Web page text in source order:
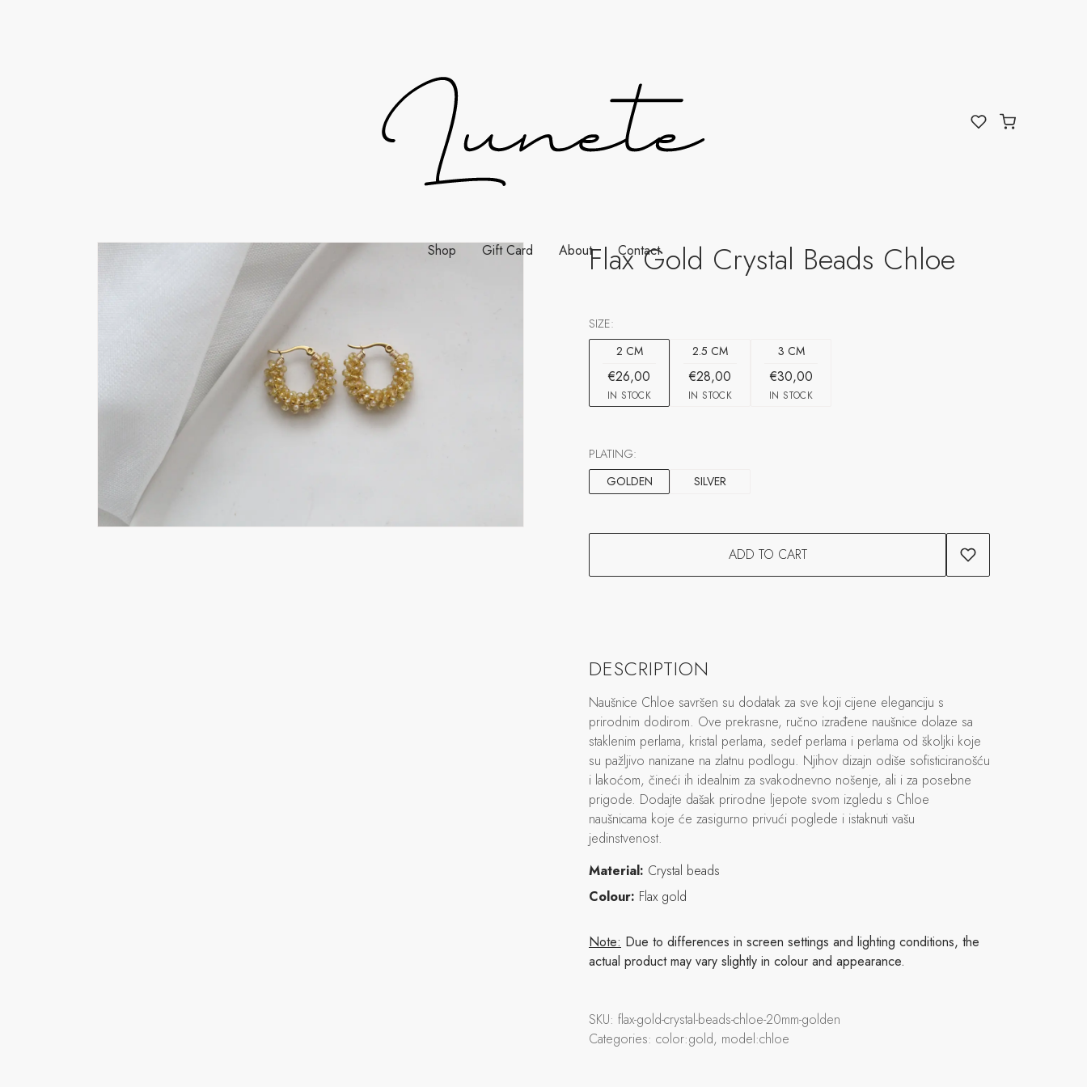
Shop Gift Card About Contact
Flax Gold Crystal Beads Chloe
SIZE:
2 CM
€26,00
IN STOCK
2.5 CM
€28,00
IN STOCK
3 CM
€30,00
IN STOCK
PLATING:
GOLDEN
SILVER
ADD TO CART
DESCRIPTION
Naušnice Chloe savršen su dodatak za sve koji cijene eleganciju s
prirodnim dodirom. Ove prekrasne, ručno izrađene naušnice dolaze sa
staklenim perlama, kristal perlama, sedef perlama i perlama od školjki koje
su pažljivo nanizane na zlatnu podlogu. Njihov dizajn odiše sofisticiranošću
i lakoćom, čineći ih idealnim za svakodnevno nošenje, ali i za posebne
prigode. Dodajte dašak prirodne ljepote svom izgledu s Chloe
naušnicama koje će zasigurno privući poglede i istaknuti vašu
jedinstvenost.
Material: Crystal beads
Colour: Flax gold
Note: Due to differences in screen settings and lighting conditions, the
actual product may vary slightly in colour and appearance.
SKU: flax-gold-crystal-beads-chloe-20mm-golden
Categories: color:gold, model:chloe